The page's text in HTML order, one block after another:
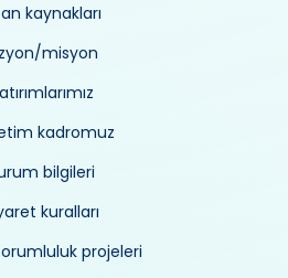
kaynakları
misyon
kadromuz
bilgileri
kuralları
projeleri